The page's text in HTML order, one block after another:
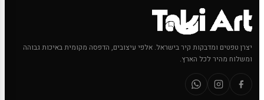
יצרן טפטים ומדבקות קיר בישראל. אלפי עיצובים, הדפסה מקומית באיכות גבוהה
ומשלוח מהיר לכל הארץ.